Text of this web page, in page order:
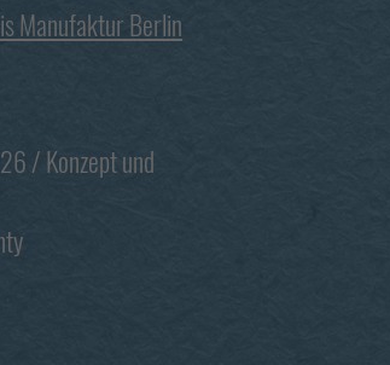
Manufaktur Berlin
/ Konzept und